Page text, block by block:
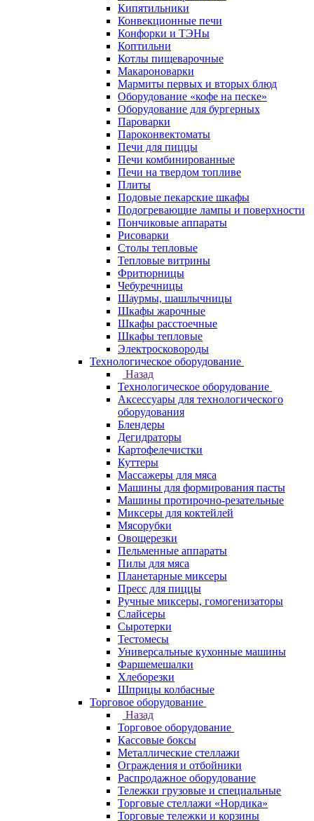
Кипятильники
Конвекционные печи
Конфорки и ТЭНы
Коптильни
Котлы пищеварочные
Макароноварки
Мармиты первых и вторых блюд
Оборудование «кофе на песке»
Оборудование для бургерных
Пароварки
Пароконвектоматы
Печи для пиццы
Печи комбинированные
Печи на твердом топливе
Плиты
Подовые пекарские шкафы
Подогревающие лампы и поверхности
Пончиковые аппараты
Рисоварки
Столы тепловые
Тепловые витрины
Фритюрницы
Чебуречницы
Шаурмы, шашлычницы
Шкафы жарочные
Шкафы расстоечные
Шкафы тепловые
Электросковороды
Технологическое оборудование
Назад
Технологическое оборудование
Аксессуары для технологического
оборудования
Блендеры
Дегидраторы
Картофелечистки
Куттеры
Массажеры для мяса
Машины для формирования пасты
Машины протирочно-резательные
Миксеры для коктейлей
Мясорубки
Овощерезки
Пельменные аппараты
Пилы для мяса
Планетарные миксеры
Пресс для пиццы
Ручные миксеры, гомогенизаторы
Слайсеры
Сыротерки
Тестомесы
Универсальные кухонные машины
Фаршемешалки
Хлеборезки
Шприцы колбасные
Торговое оборудование
Назад
Торговое оборудование
Кассовые боксы
Металлические стеллажи
Ограждения и отбойники
Распродажное оборудование
Тележки грузовые и специальные
Торговые стеллажи «Нордика»
Торговые тележки и корзины